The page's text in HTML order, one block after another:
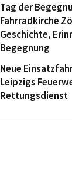
Tag der
Fahrradkirche
Geschichte,
Begegnung
Neue
Leipzigs
Rettungsdienst